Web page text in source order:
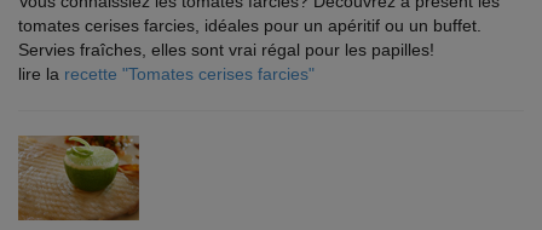
tomates cerises farcies, idéales pour un apéritif ou un buffet.
Servies fraîches, elles sont vrai régal pour les papilles!
lire la recette "Tomates cerises farcies"